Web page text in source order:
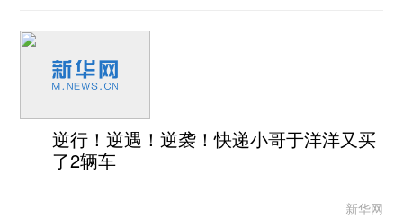
逆行！逆遇！逆袭！快递小哥于洋洋又买
了2辆车
新华网